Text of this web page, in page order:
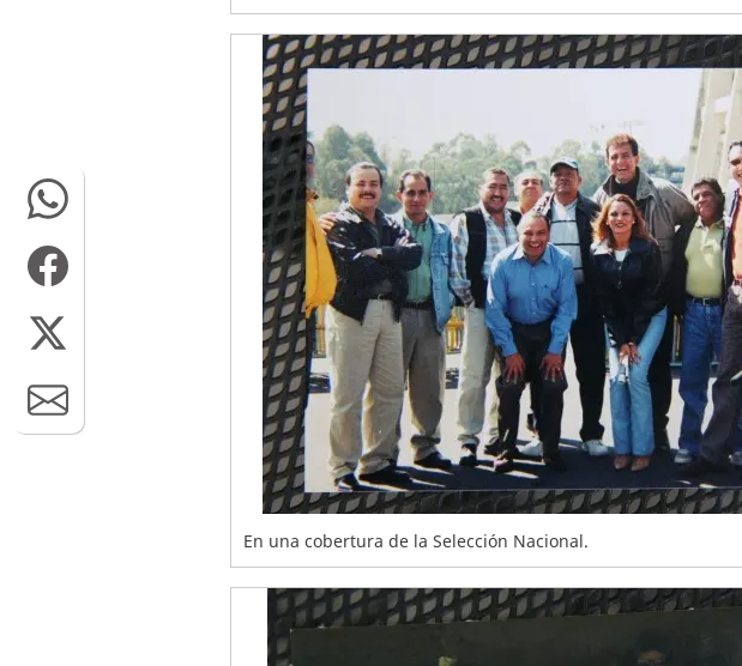
En una cobertura de la Selección Nacional.